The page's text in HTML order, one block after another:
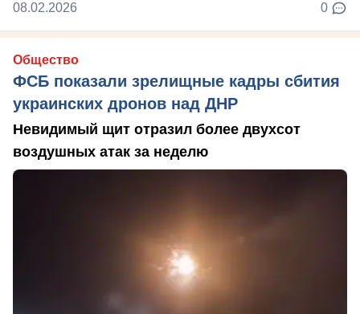
08.02.2026 0
Общество
ФСБ показали зрелищные кадры сбития
украинских дронов над ДНР
Невидимый щит отразил более двухсот
воздушных атак за неделю